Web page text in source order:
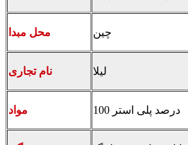
محل مبدا چین
نام تجاری لیلا
مواد 100 درصد پلی استر